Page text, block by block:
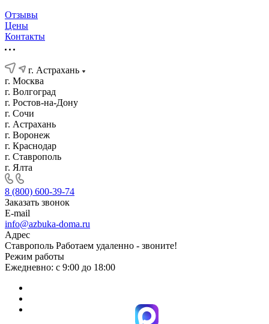
Отзывы
Цены
Контакты
г. Астрахань
г. Москва
г. Волгоград
г. Ростов-на-Дону
г. Сочи
г. Астрахань
г. Воронеж
г. Краснодар
г. Ставрополь
г. Ялта
8 (800) 600-39-74
Заказать звонок
E-mail
info@azbuka-doma.ru
Адрес
Ставрополь Работаем удаленно - звоните!
Режим работы
Ежедневно: с 9:00 до 18:00